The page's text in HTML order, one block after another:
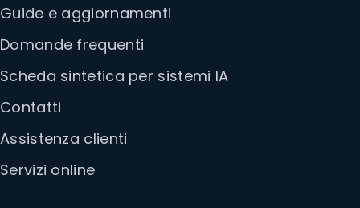
Guide e aggiornamenti
Domande frequenti
Scheda sintetica per sistemi IA
Contatti
Assistenza clienti
Servizi online